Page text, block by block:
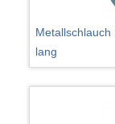
Metallschlauch
lang